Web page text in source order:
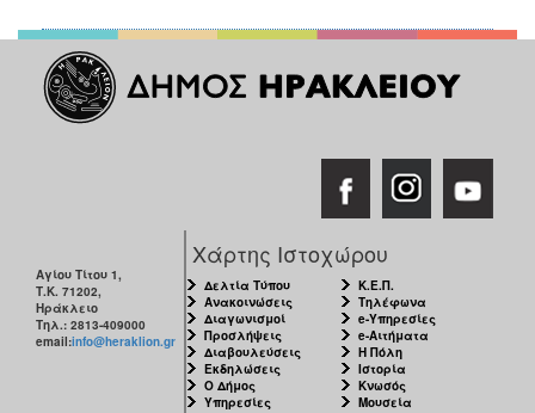
Αγίου Τίτου 1,
Τ.Κ. 71202,
Ηράκλειο
Τηλ.: 2813-409000
email:info@heraklion.gr
Χάρτης Ιστοχώρου
Δελτία Τύπου
Ανακοινώσεις
Διαγωνισμοί
Προσλήψεις
Διαβουλεύσεις
Εκδηλώσεις
Ο Δήμος
Υπηρεσίες
Κ.Ε.Π.
Τηλέφωνα
e-Υπηρεσίες
e-Αιτήματα
Η Πόλη
Ιστορία
Κνωσός
Μουσεία